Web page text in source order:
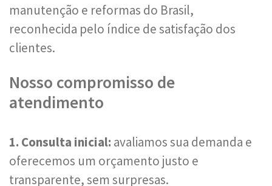
manutenção e reformas do Brasil,
reconhecida pelo índice de satisfação dos
clientes.
Nosso compromisso de
atendimento
1. Consulta inicial: avaliamos sua demanda e
oferecemos um orçamento justo e
transparente, sem surpresas.